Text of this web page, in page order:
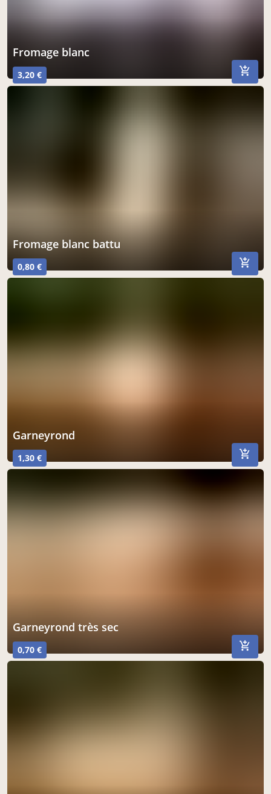
fromage blanc
3,20 €
fromage blanc battu
0,80 €
garneyrond
1,30 €
garneyrond très sec
0,70 €